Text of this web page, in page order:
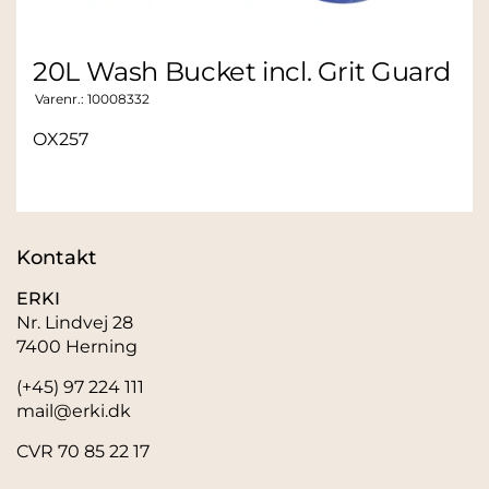
20L Wash Bucket incl. Grit Guard
Varenr.: 10008332
OX257
Kontakt
ERKI
Nr. Lindvej 28
7400 Herning
(+45) 97 224 111
mail@erki.dk
CVR 70 85 22 17